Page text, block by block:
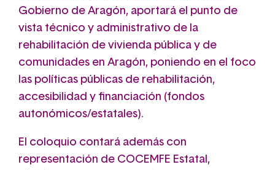
Gobierno de Aragón, aportará el punto de
vista técnico y administrativo de la
rehabilitación de vivienda pública y de
comunidades en Aragón, poniendo en el foco
las políticas públicas de rehabilitación,
accesibilidad y financiación (fondos
autonómicos/estatales).
El coloquio contará además con
representación de COCEMFE Estatal,